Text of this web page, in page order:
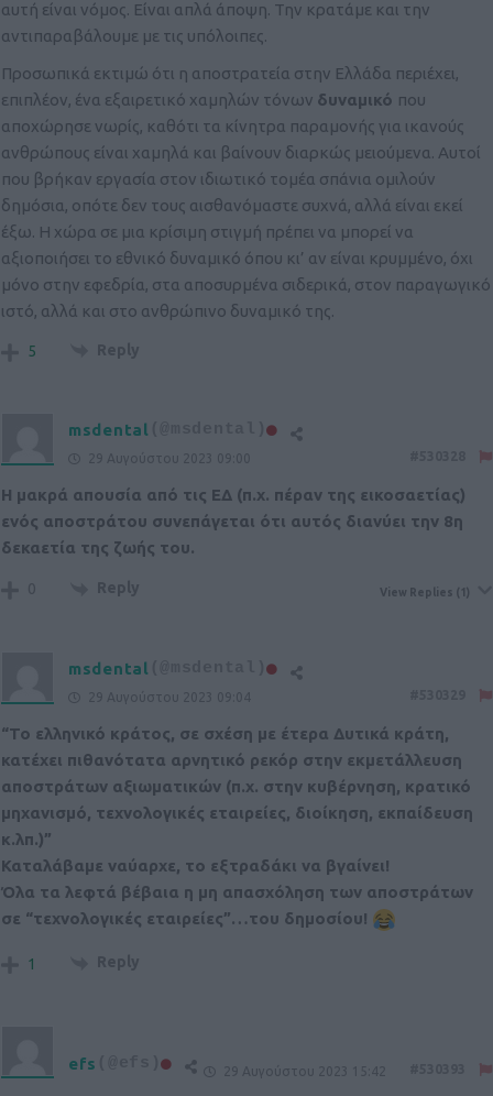
αυτή είναι νόμος. Είναι απλά άποψη. Την κρατάμε και την
αντιπαραβάλουμε με τις υπόλοιπες.
Προσωπικά εκτιμώ ότι η αποστρατεία στην Ελλάδα περιέχει,
επιπλέον, ένα εξαιρετικό χαμηλών τόνων δυναμικό που
αποχώρησε νωρίς, καθότι τα κίνητρα παραμονής για ικανούς
ανθρώπους είναι χαμηλά και βαίνουν διαρκώς μειούμενα. Αυτοί
που βρήκαν εργασία στον ιδιωτικό τομέα σπάνια ομιλούν
δημόσια, οπότε δεν τους αισθανόμαστε συχνά, αλλά είναι εκεί
έξω. Η χώρα σε μια κρίσιμη στιγμή πρέπει να μπορεί να
αξιοποιήσει το εθνικό δυναμικό όπου κι’ αν είναι κρυμμένο, όχι
μόνο στην εφεδρία, στα αποσυρμένα σιδερικά, στον παραγωγικό
ιστό, αλλά και στο ανθρώπινο δυναμικό της.
5 Reply
msdental (@msdental)
29 Αυγούστου 2023 09:00
Η μακρά απουσία από τις ΕΔ (π.χ. πέραν της εικοσαετίας)
ενός αποστράτου συνεπάγεται ότι αυτός διανύει την 8η
δεκαετία της ζωής του.
0 Reply View Replies (1)
msdental (@msdental)
29 Αυγούστου 2023 09:04
“Το ελληνικό κράτος, σε σχέση με έτερα Δυτικά κράτη,
κατέχει πιθανότατα αρνητικό ρεκόρ στην εκμετάλλευση
αποστράτων αξιωματικών (π.χ. στην κυβέρνηση, κρατικό
μηχανισμό, τεχνολογικές εταιρείες, διοίκηση, εκπαίδευση
κ.λπ.)”
Καταλάβαμε ναύαρχε, το εξτραδάκι να βγαίνει!
Όλα τα λεφτά βέβαια η μη απασχόληση των αποστράτων
σε “τεχνολογικές εταιρείες”…του δημοσίου!
1 Reply
efs (@efs) 29 Αυγούστου 2023 15:42